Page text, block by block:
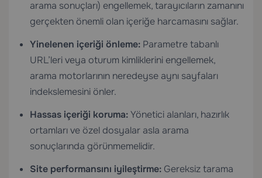
arama sonuçları) engellemek, tarayıcıların zamanını
gerçekten önemli olan içeriğe harcamasını sağlar.
Yinelenen içeriği önleme: Parametre tabanlı
URL’leri veya oturum kimliklerini engellemek,
arama motorlarının neredeyse aynı sayfaları
indekslemesini önler.
Hassas içeriği koruma:Yönetici alanları, hazırlık
ortamları ve özel dosyalar asla arama
sonuçlarında görünmemelidir.
Site performansını iyileştirme: Gereksiz tarama